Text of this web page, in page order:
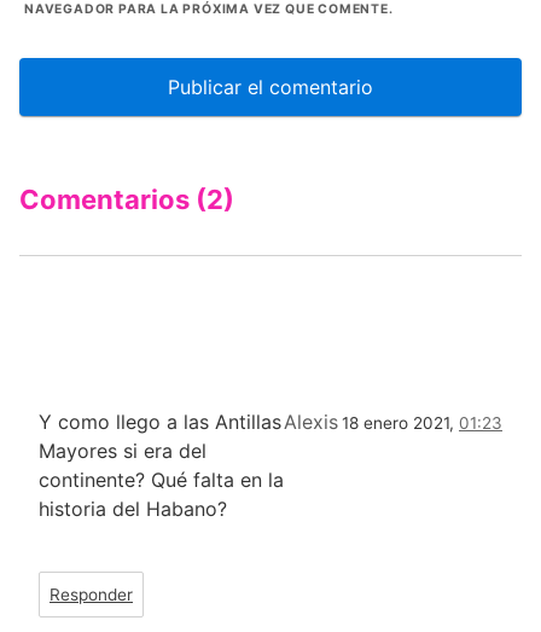
NAVEGADOR PARA LA PRÓXIMA VEZ QUE COMENTE.
Comentarios (2)
Alexis18 enero 2021, 01:23
Y como llego a las Antillas
Mayores si era del
continente? Qué falta en la
historia del Habano?
Responder